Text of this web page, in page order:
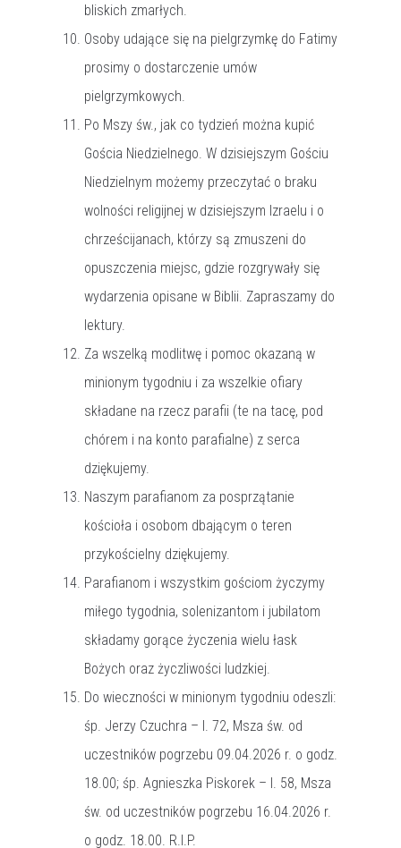
bliskich zmarłych.
Osoby udające się na pielgrzymkę do Fatimy
prosimy o dostarczenie umów
pielgrzymkowych.
Po Mszy św., jak co tydzień można kupić
Gościa Niedzielnego. W dzisiejszym Gościu
Niedzielnym możemy przeczytać o braku
wolności religijnej w dzisiejszym Izraelu i o
chrześcijanach, którzy są zmuszeni do
opuszczenia miejsc, gdzie rozgrywały się
wydarzenia opisane w Biblii. Zapraszamy do
lektury.
Za wszelką modlitwę i pomoc okazaną w
minionym tygodniu i za wszelkie ofiary
składane na rzecz parafii (te na tacę, pod
chórem i na konto parafialne) z serca
dziękujemy.
Naszym parafianom za posprzątanie
kościoła i osobom dbającym o teren
przykościelny dziękujemy.
Parafianom i wszystkim gościom życzymy
miłego tygodnia, solenizantom i jubilatom
składamy gorące życzenia wielu łask
Bożych oraz życzliwości ludzkiej.
Do wieczności w minionym tygodniu odeszli:
śp. Jerzy Czuchra – l. 72, Msza św. od
uczestników pogrzebu 09.04.2026 r. o godz.
18.00; śp. Agnieszka Piskorek – l. 58, Msza
św. od uczestników pogrzebu 16.04.2026 r.
o godz. 18.00. R.I.P.